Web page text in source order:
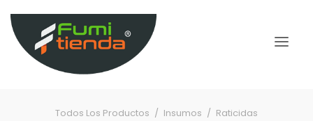
Todos Los Productos Insumos
Raticidas